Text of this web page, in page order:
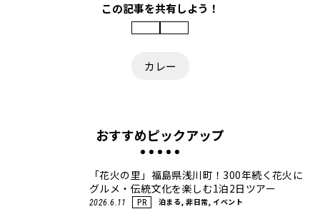
この記事を共有しよう！
カレー
おすすめピックアップ
「花火の里」福島県浅川町！300年続く花火に
グルメ・伝統文化を楽しむ1泊2日ツアー
2026.6.11 PR 泊まる, 非日常, イベント